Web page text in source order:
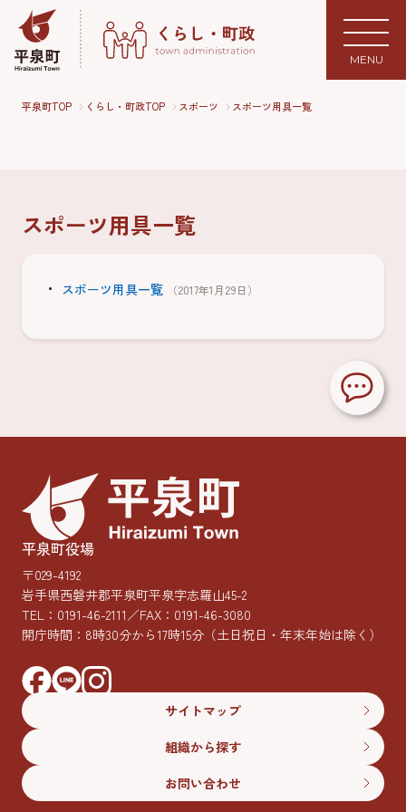
MENU
平泉町TOP くらし・町政TOP スポーツ スポーツ用具一覧
スポーツ用具一覧
スポーツ用具一覧 （2017年1月29日）
平泉町役場
〒029-4192
岩手県西磐井郡平泉町平泉字志羅山45-2
TEL： 0191-46-2111／FAX：0191-46-3080
開庁時間：8時30分から17時15分 （土日祝日・年末年始は除く）
サイトマップ
組織から探す
お問い合わせ